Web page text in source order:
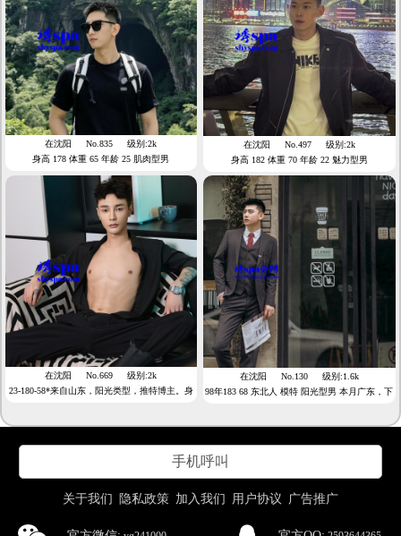
在沈阳 No.835
级别:2k
身高 178 体重 65 年龄 25 肌肉型男
在沈阳 No.497
级别:2k
身高 182 体重 70 年龄 22 魅力型男
在沈阳 No.669
级别:2k
23-180-58*来自山东，阳光类型，推特博主。身
在沈阳 No.130
级别:1.6k
98年183 68 东北人 模特 阳光型男 本月广东，下
手机呼叫
关于我们 隐私政策 加入我们 用户协议 广告推广